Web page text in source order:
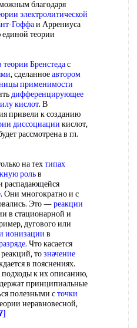
благодаря
электролитической
Гоффаи Аррениуса
единой теории
теории Бренстедас
, сделанноеавтором
применимости
дифференцирующее
кислот. В
привели к созданию
диссоциации кислот,
рассмотрена в гл.
на техтипах
рольв
распадающейся
. Они многократно и с
Это —реакции
в стационарной и
дугового или
ионизации в
. Что касается
тозначение
в пояснениях.
подходы к их описанию,
принципиальные
полезными сточки
неравновесной,